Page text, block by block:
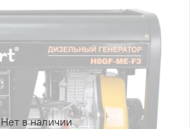
Нет в наличии